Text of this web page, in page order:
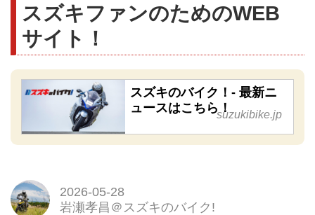
スズキファンのためのWEB
サイト！
スズキのバイク！- 最新ニ
ュースはこちら！suzukibike.jp
2026-05-28
岩瀬孝昌＠スズキのバイク!